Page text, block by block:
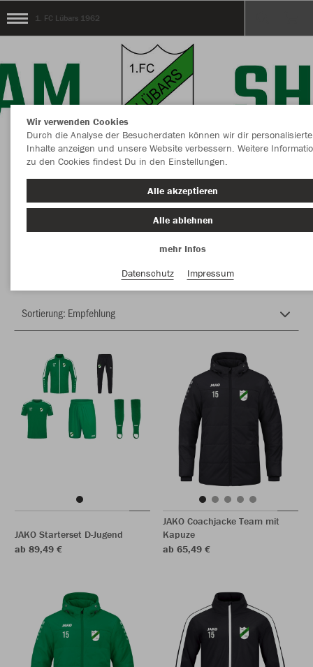
1. FC Lübars 1962
Herzlich Willkommen im Teamshop 1. FC
Lübars 1962
JAKO Starterset D-Jugend
ab 89,49 €
JAKO Coachjacke Team mit
Kapuze
ab 65,49 €
Wir verwenden Cookies
Durch die Analyse der Besucherdaten können wir dir personalisierte
Inhalte anzeigen und unsere Website verbessern. Weitere
zu den Cookies findest Du in den Einstellungen.
Alle akzeptieren
Alle ablehnen
mehr Infos
Datenschutz
Impressum